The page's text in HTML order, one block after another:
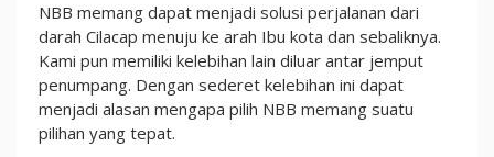
NBB memang dapat menjadi solusi perjalanan dari
darah Cilacap menuju ke arah Ibu kota dan sebaliknya.
Kami pun memiliki kelebihan lain diluar antar jemput
penumpang. Dengan sederet kelebihan ini dapat
menjadi alasan mengapa pilih NBB memang suatu
pilihan yang tepat.